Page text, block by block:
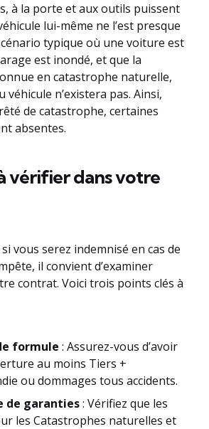
à la porte et aux outils puissent
lui-même ne l’est presque
typique où une voiture est
est inondé, et que la
en catastrophe naturelle,
véhicule n’existera pas. Ainsi,
de catastrophe, certaines
absentes.
vérifier dans votre
vous serez indemnisé en cas de
il convient d’examiner
contrat. Voici trois points clés à
formule : Assurez-vous d’avoir
au moins Tiers +
ou dommages tous accidents.
de garanties: Vérifiez que les
les Catastrophes naturelles et